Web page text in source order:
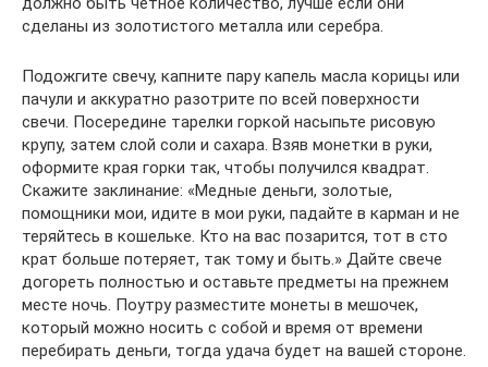
сделаны из золотистого металла или серебра.
Подожгите свечу, капните пару капель масла корицы или
пачули и аккуратно разотрите по всей поверхности
свечи. Посередине тарелки горкой насыпьте рисовую
крупу, затем слой соли и сахара. Взяв монетки в руки,
оформите края горки так, чтобы получился квадрат.
Скажите заклинание: «Медные деньги, золотые,
помощники мои, идите в мои руки, падайте в карман и не
теряйтесь в кошельке. Кто на вас позарится, тот в сто
крат больше потеряет, так тому и быть.» Дайте свече
догореть полностью и оставьте предметы на прежнем
месте ночь. Поутру разместите монеты в мешочек,
который можно носить с собой и время от времени
перебирать деньги, тогда удача будет на вашей стороне.